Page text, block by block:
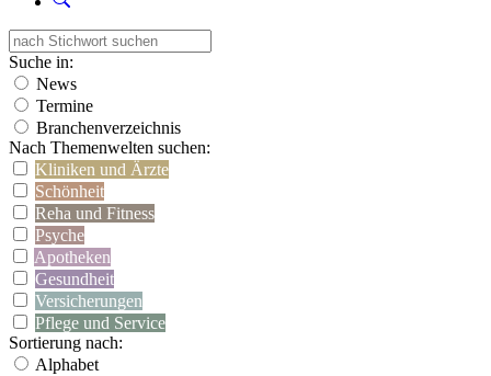
Suche in:
News
Termine
Branchenverzeichnis
Nach Themenwelten suchen:
Kliniken und Ärzte
Schönheit
Reha und Fitness
Psyche
Apotheken
Gesundheit
Versicherungen
Pflege und Service
Sortierung nach:
Alphabet